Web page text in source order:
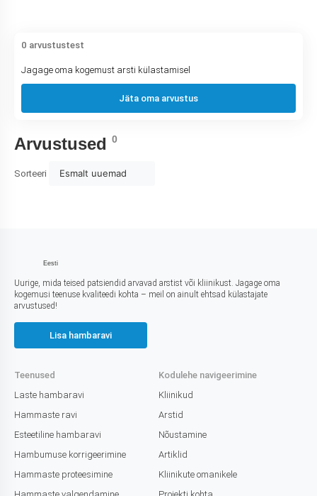
Arvustused 0
Sorteeri Esmalt uuemad
0 arvustustest
Jagage oma kogemust arsti külastamisel
Jäta oma arvustus
Eesti
Uurige, mida teised patsiendid arvavad arstist või kliinikust. Jagage oma
kogemusi teenuse kvaliteedi kohta – meil on ainult ehtsad külastajate
arvustused!
Lisa hambaravi
Teenused
Laste hambaravi
Hammaste ravi
Esteetiline hambaravi
Hambumuse korrigeerimine
Hammaste proteesimine
Kodulehe navigeerimine
Kliinikud
Arstid
Nõustamine
Artiklid
Kliinikute omanikele